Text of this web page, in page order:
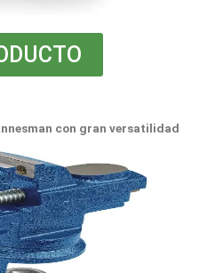
con gran versatilidad